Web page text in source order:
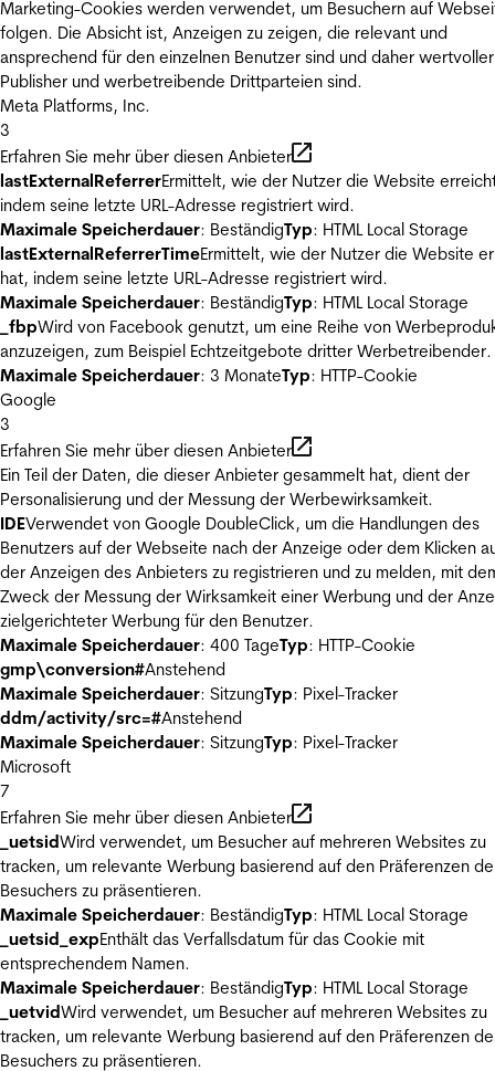
Marketing-Cookies werden verwendet, um Besuchern auf
folgen. Die Absicht ist, Anzeigen zu zeigen, die relevant und
ansprechend für den einzelnen Benutzer sind und daher
Publisher und werbetreibende Drittparteien sind.
Meta Platforms, Inc.
3
Erfahren Sie mehr über diesen Anbieter
lastExternalReferrerErmittelt, wie der Nutzer die Website
indem seine letzte URL-Adresse registriert wird.
Maximale Speicherdauer: BeständigTyp: HTML Local Storage
lastExternalReferrerTimeErmittelt, wie der Nutzer die Website
hat, indem seine letzte URL-Adresse registriert wird.
Maximale Speicherdauer: BeständigTyp: HTML Local Storage
_fbpWird von Facebook genutzt, um eine Reihe von
anzuzeigen, zum Beispiel Echtzeitgebote dritter Werbetreibender.
Maximale Speicherdauer: 3 MonateTyp: HTTP-Cookie
Google
3
Erfahren Sie mehr über diesen Anbieter
Ein Teil der Daten, die dieser Anbieter gesammelt hat, dient der
Personalisierung und der Messung der Werbewirksamkeit.
IDEVerwendet von Google DoubleClick, um die Handlungen des
Benutzers auf der Webseite nach der Anzeige oder dem Klicken
der Anzeigen des Anbieters zu registrieren und zu melden, mit
Zweck der Messung der Wirksamkeit einer Werbung und der
zielgerichteter Werbung für den Benutzer.
Maximale Speicherdauer: 400 TageTyp: HTTP-Cookie
gmp\conversion#Anstehend
Maximale Speicherdauer: SitzungTyp: Pixel-Tracker
ddm/activity/src=#Anstehend
Maximale Speicherdauer: SitzungTyp: Pixel-Tracker
Microsoft
7
Erfahren Sie mehr über diesen Anbieter
_uetsidWird verwendet, um Besucher auf mehreren Websites zu
tracken, um relevante Werbung basierend auf den Präferenzen
Besuchers zu präsentieren.
Maximale Speicherdauer: BeständigTyp: HTML Local Storage
_uetsid_expEnthält das Verfallsdatum für das Cookie mit
entsprechendem Namen.
Maximale Speicherdauer: BeständigTyp: HTML Local Storage
_uetvidWird verwendet, um Besucher auf mehreren Websites zu
tracken, um relevante Werbung basierend auf den Präferenzen
Besuchers zu präsentieren.